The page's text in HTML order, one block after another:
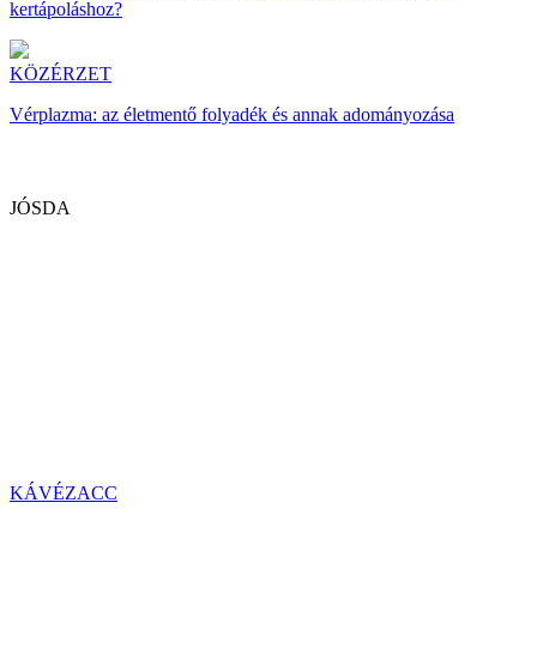
kertápoláshoz?
KÖZÉRZET
Vérplazma: az életmentő folyadék és annak adományozása
JÓSDA
KÁVÉZACC